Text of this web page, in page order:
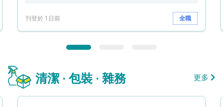
刊登於 1日前 全職
清潔 · 包裝 · 雜務 更多